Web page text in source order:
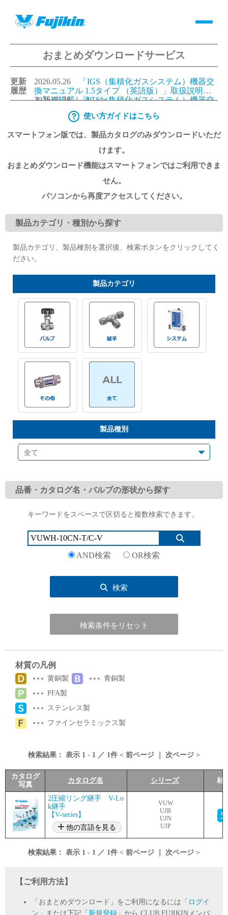
製品情報
バルブ・継手・システムを探す
製品カタログダウンロード
バルブと継手のきほん
説明会・講習会
ログイン
会社情報
Corporate Blog
採用情報
お問い合わせ
おまとめダウンロードサービス
更新
履歴
2026.05.26
「IGS（集積化ガスシステム）機器交
換マニュアル 1.5タイプ （英語版）」取扱説明書
を新規掲載しました。
2026.05.26「IGS（集積化ガスシステム）機器交
換マニュアル 1.125タイプ（英語版）」取扱説明書
を新規掲載しました。
2026.05.26「IGS（集積化ガスシステム）機器交
書を更新しました。
2026.05.26「IGS（集積化ガスシステム）機器交
換マニュアル 1.125タイプ（日本語版）」取扱説明
書を更新しました。
使い方ガイドはこちら
スマートフォン版では、製品カタログのみダウンロードいただ
けます。
おまとめダウンロード機能はスマートフォンではご利用できま
せん。
パソコンから再度アクセスしてください。
製品カテゴリ・種別から探す
製品カテゴリ、製品種別を選択後、検索ボタンをクリックしてく
ださい。
製品カテゴリ
製品種別
品番・カタログ名・バルブの形状から探す
キーワードをスペースで区切ると複数検索できます。
AND検索 OR検索
検索
検索条件をリセット
材質の凡例
黄銅製
青銅製
PFA製
ステンレス製
ファインセラミックス製
検索結果： 表示 1 - 1 ／ 1件 < 前ページ 次ページ >
カタログ
写真
カタログ名 シリーズ 材
2圧縮リング継手 V-Lo
k継手
【V-series】
他の言語を見る
VUW
UJB
UJN
UJP
検索結果： 表示 1 - 1 ／ 1件 < 前ページ 次ページ >
【ご利用方法】
「おまとめダウンロード」をご利用になるには「 ログイ
ン 」または下記「 新規登録 」から CLUB FUJIKINメンバ